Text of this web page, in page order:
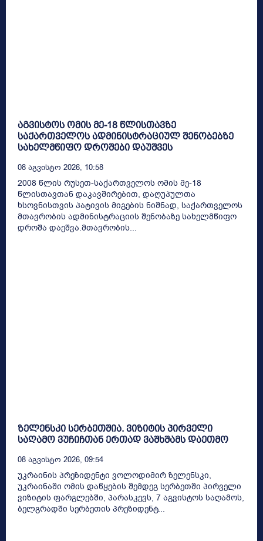
აგვისტოს ომის მე-18 წლისთავზე
საქართველოს ადმინისტრაციულ შენობებზე
სახელმწიფო დროშები დაუშვეს
08 Აგვისტო 2026, 10:58
2008 წლის რუსეთ-საქართველოს ომის მე-18
წლისთავთან დაკავშირებით, დაღუპულთა
ხსოვნისთვის პატივის მიგების ნიშნად, საქართველოს
მთავრობის ადმინისტრაციის შენობაზე სახელმწიფო
დროშა დაეშვა.მთავრობის...
ზელენსკი სერბეთშია. ვიზიტის პირველი
საღამო ვუჩიჩთან ერთად ვაშხშამს დაეთმო
08 Აგვისტო 2026, 09:54
უკრაინის პრეზიდენტი ვოლოდიმირ ზელენსკი,
უკრაინაში ომის დაწყების შემდეგ სერბეთში პირველი
ვიზიტის ფარგლებში, პარასკევს, 7 აგვისტოს საღამოს,
ბელგრადში სერბეთის პრეზიდენტ...